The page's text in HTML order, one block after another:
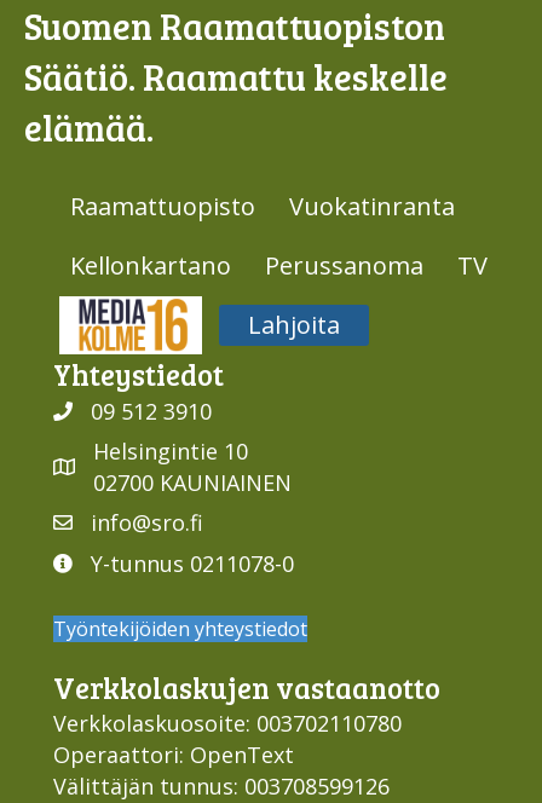
Suomen Raamattuopiston
Säätiö. Raamattu keskelle
elämää.
Raamattuopisto
Vuokatinranta
Kellonkartano
Perussanoma
TV
Media316
Lahjoita
Yhteys­tiedot
09 512 3910
Helsingintie 10
02700 KAUNIAINEN
info@sro.fi
Y-tunnus 0211078-0
Työntekijöiden yhteystiedot
Verkko­laskujen vastaan­otto
Verkkolaskuosoite: 003702110780
Operaattori: OpenText
Välittäjän tunnus: 003708599126